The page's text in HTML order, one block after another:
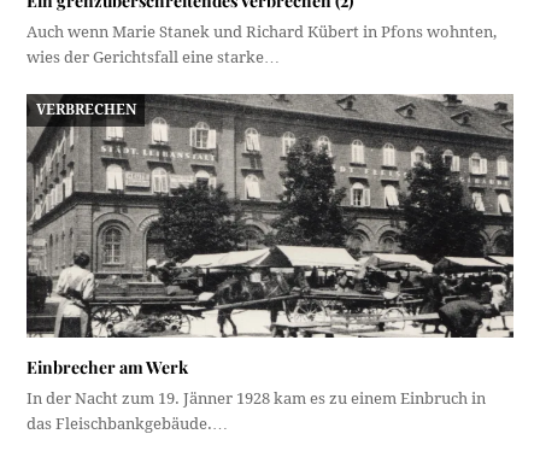
Auch wenn Marie Stanek und Richard Kübert in Pfons wohnten,
wies der Gerichtsfall eine starke…
VERBRECHEN
Einbrecher am Werk
In der Nacht zum 19. Jänner 1928 kam es zu einem Einbruch in
das Fleischbankgebäude.…